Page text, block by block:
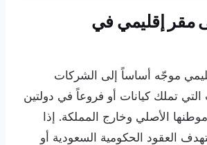
مقر إقليمي في
موجّه أساساً إلى الشركات
تملك كيانات أو فروعاً في دولتين
الأصلي وخارج المملكة. إذا
العقود الحكومية السعودية أو